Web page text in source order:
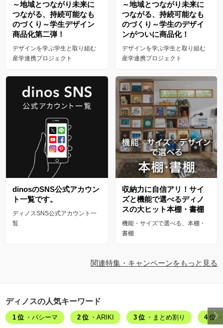
～地域とつながり未来に
つながる、持続可能なも
のづくり～学生デザイン
商品化第二弾！
デザインを学ぶ学生と取り組む
産学連携プロジェクト
～地域とつながり未来に
つながる、持続可能なも
のづくり～学生のデザイ
ンがついに商品化！
デザインを学ぶ学生と取り組む
産学連携プロジェクト
dinosのSNS公式アカウン
ト一覧です。
ディノスSNS公式アカウント一
覧
収納力に自信アリ！サイ
ズと機能で選べるディノ
スの大ヒット本棚・書棚
機能・サイズで選べる、本棚・
書棚
関連特集・キャンペーンをもっと見る
ディノスの人気キーワード
1位 ・パシーマ 2位 ・ARIKI 3位 ・まとめ割り 4位